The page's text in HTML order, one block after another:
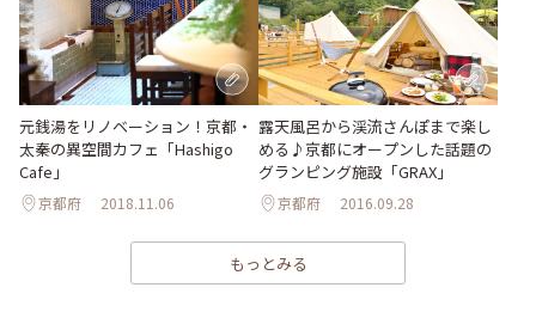
元銭湯をリノベーション！京都・
太秦の異空間カフェ「Hashigo
Cafe」
京都府 2018.11.06
露天風呂から渓流さんぽまで楽し
める♪京都にオープンした話題の
グランピング施設「GRAX」
京都府 2016.09.28
もっとみる